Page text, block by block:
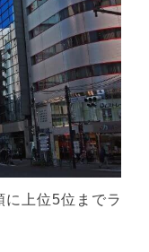
上位5位までラ